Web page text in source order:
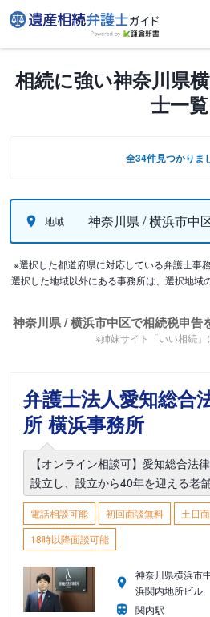
相続に強い神奈川県
士一覧
全34件見つかりま
地域 神奈川県 / 横浜市中
※選択した都道府県に対応している弁護士事
選択した地域以外にある事務所は、選択地域
神奈川県 / 横浜市中区で相続税申告
※姉妹サイト「いい相続」
弁護士法人愛知総合
所 横浜事務所
【オンライン相談可】愛知総合法
設立し、設立から40年を迎える老
電話相談可能 初回面談無料
土日
18時以降面談可能
神奈川県横浜市
浜関内地所ビ
関内駅